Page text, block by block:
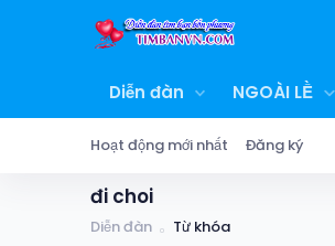
Diễn đàn NGOÀI LỀ
Hoạt động mới nhất Đăng ký
đi choi
Diễn đàn Từ khóa